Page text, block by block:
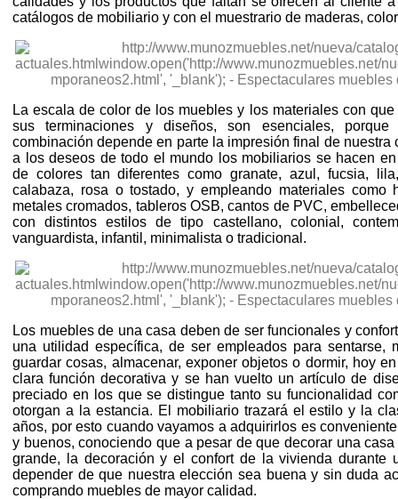
catálogos de mobiliario y con el muestrario de maderas,
La escala de color de los muebles y los materiales con
sus terminaciones y diseños, son esenciales,
combinación depende en parte la impresión final de nuestra
a los deseos de todo el mundo los mobiliarios se hacen
de colores tan diferentes como granate, azul, fucsia,
calabaza, rosa o tostado, y empleando materiales como
metales cromados, tableros OSB, cantos de PVC,
con distintos estilos de tipo castellano, colonial,
vanguardista, infantil, minimalista o tradicional.
Los muebles de una casa deben de ser funcionales y
una utilidad específica, de ser empleados para sentarse,
guardar cosas, almacenar, exponer objetos o dormir, hoy
clara función decorativa y se han vuelto un artículo de
preciado en los que se distingue tanto su funcionalidad
otorgan a la estancia. El mobiliario trazará el estilo y la
años, por esto cuando vayamos a adquirirlos es
y buenos, conociendo que a pesar de que decorar una
grande, la decoración y el confort de la vivienda durante
depender de que nuestra elección sea buena y sin duda
comprando muebles de mayor calidad.